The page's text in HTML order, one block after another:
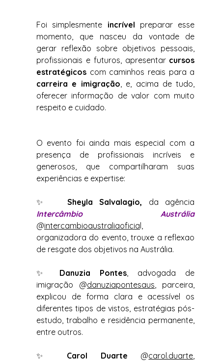
Foi simplesmente incrível preparar esse
momento, que nasceu da vontade de
gerar reflexão sobre objetivos pessoais,
profissionais e futuros, apresentar cursos
estratégicos
carreira e imigração, e, acima de tudo,
oferecer informação de valor com muito
respeito e cuidado.
O evento foi ainda mais especial com a
presença de profissionais incríveis e
generosos, que compartilharam suas
experiências e expertise:
✨ Sheyla Salvalagio,
Intercâmbio Austrália
@intercambioaustraliaoficial,
organizadora do evento, trouxe a reflexao
de resgate dos objetivos na Austrália.
✨ Danuzia Pontes, advogada de
imigração @danuziapontesaus, parceira,
explicou de forma clara e acessível os
diferentes tipos de vistos, estratégias pós-
estudo, trabalho e residência permanente,
entre outros.
✨ Carol Duarte @carol.duarte,